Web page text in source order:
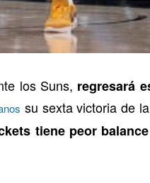
los Suns, regresará
su sexta victoria de
tiene peor